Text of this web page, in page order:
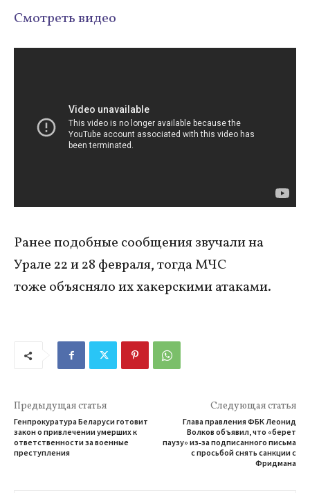
Смотреть видео
Ранее подобные сообщения звучали на
Урале 22 и 28 февраля, тогда МЧС
тоже объясняло их хакерскими атаками.
Предыдущая статья
Генпрокуратура Беларуси готовит
закон о привлечении умерших к
ответственности за военные
преступления
Следующая статья
Глава правления ФБК Леонид
Волков объявил, что «берет
паузу» из‑за подписанного письма
с просьбой снять санкции с
Фридмана